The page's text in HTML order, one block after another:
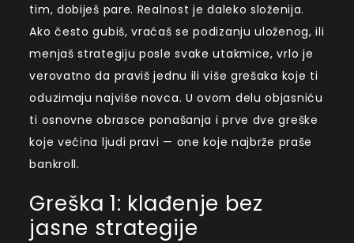
tim, dobiješ pare. Realnost je daleko složenija.
Ako često gubiš, vraćaš se podizanju uloženog, ili
menjaš strategiju posle svake utakmice, vrlo je
verovatno da praviš jednu ili više grešaka koje ti
oduzimaju najviše novca. U ovom delu objasniću
ti osnovne obrasce ponašanja i prve dve greške
koje većina ljudi pravi — one koje najbrže praše
bankroll.
Greška 1: klađenje bez
jasne strategije